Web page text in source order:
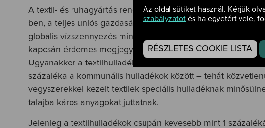
Az oldal sütiket használ. Kérjük
szabályzatot és ha egyetért vele,
RÉSZLETES COOKIE LISTA
A textil- és ruhagyártás rendkívül sok vizet igényel, egyes
ben, a teljes uniós gazdaság szükségletei pedig 266
globális vízszennyezés mintegy 20 százaléka, valamint a
kapcsán érdemes megjegyezni, hogy a nemzetközi légi és
Ugyanakkor a textilhulladékok volumene is folyamatosan
százaléka a kommunális hulladékok között – tehát
vegyszerekkel kezelt textilek speciális hulladéknak
talajba káros anyagokat juttatnak.
Jelenleg a textilhulladékok csupán kevesebb mint 1